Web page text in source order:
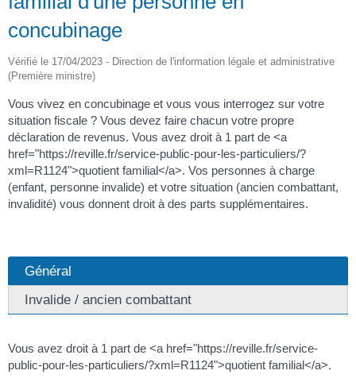
concubinage
Vérifié le 17/04/2023 - Direction de l'information légale et administrative
(Première ministre)
Vous vivez en concubinage et vous vous interrogez sur votre
situation fiscale ? Vous devez faire chacun votre propre
déclaration de revenus. Vous avez droit à 1 part de <a
href="https://reville.fr/service-public-pour-les-particuliers/?
xml=R1124">quotient familial</a>. Vos personnes à charge
(enfant, personne invalide) et votre situation (ancien combattant,
invalidité) vous donnent droit à des parts supplémentaires.
Général
Invalide / ancien combattant
Vous avez droit à 1 part de <a href="https://reville.fr/service-
public-pour-les-particuliers/?xml=R1124">quotient familial</a>.